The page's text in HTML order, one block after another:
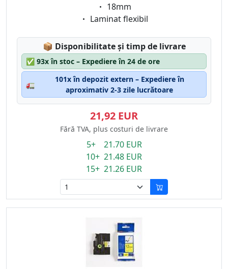
Eigenschaft:
18mm
Eigenschaft:
Laminat flexibil
📦 Lagerstatus:
Disponibilitate și timp de livrare
✅ 93x în stoc – Expediere în 24 de ore
🚛
101x în depozit extern – Expediere în
aproximativ 2-3 zile lucrătoare
21,92 EUR
Fără TVA, plus costuri de livrare
5+ 21.70 EUR
10+ 21.48 EUR
15+ 21.26 EUR